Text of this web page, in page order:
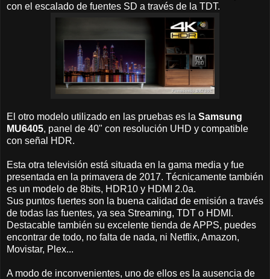
con el escalado de fuentes SD a través de la TDT.
El otro modelo utilizado en las pruebas es la Samsung
MU6405, panel de 40" con resolución UHD y compatible
con señal HDR.
Esta otra televisión está situada en la gama media y fue
presentada en la primavera de 2017. Técnicamente también
es un modelo de 8bits, HDR10 y HDMI 2.0a.
Sus puntos fuertes son la buena calidad de emisión a través
de todas las fuentes, ya sea Streaming, TDT o HDMI.
Destacable también su excelente tienda de APPS, puedes
encontrar de todo, no falta de nada, ni Netflix, Amazon,
Movistar, Plex...
A modo de inconvenientes, uno de ellos es la ausencia de